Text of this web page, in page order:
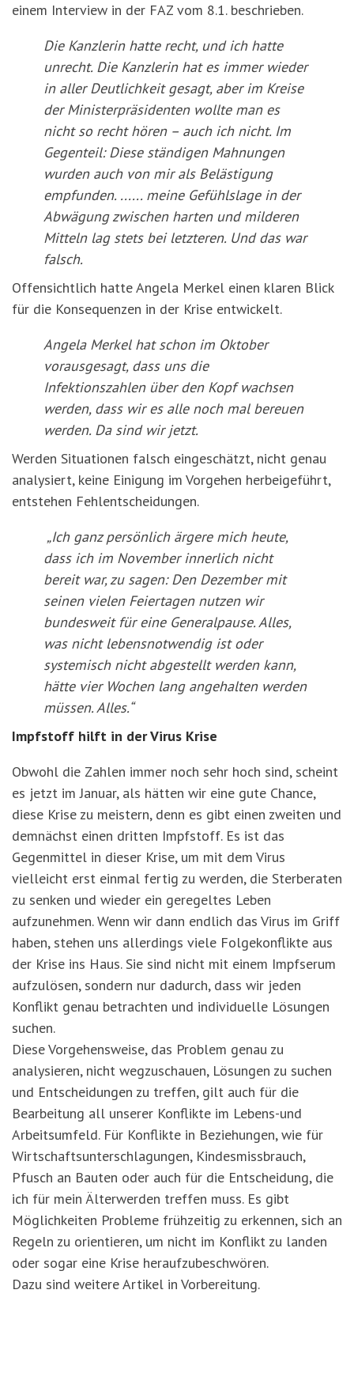
einem Interview in der FAZ vom 8.1. beschrieben.
Die Kanzlerin hatte recht, und ich hatte
unrecht. Die Kanzlerin hat es immer wieder
in aller Deutlichkeit gesagt, aber im Kreise
der Ministerpräsidenten wollte man es
nicht so recht hören – auch ich nicht. Im
Gegenteil: Diese ständigen Mahnungen
wurden auch von mir als Belästigung
empfunden. ...... meine Gefühlslage in der
Abwägung zwischen harten und milderen
Mitteln lag stets bei letzteren. Und das war
falsch.
Offensichtlich hatte Angela Merkel einen klaren Blick
für die Konsequenzen in der Krise entwickelt.
Angela Merkel hat schon im Oktober
vorausgesagt, dass uns die
Infektionszahlen über den Kopf wachsen
werden, dass wir es alle noch mal bereuen
werden. Da sind wir jetzt.
Werden Situationen falsch eingeschätzt, nicht genau
analysiert, keine Einigung im Vorgehen herbeigeführt,
entstehen Fehlentscheidungen.
„Ich ganz persönlich ärgere mich heute,
dass ich im November innerlich nicht
bereit war, zu sagen: Den Dezember mit
seinen vielen Feiertagen nutzen wir
bundesweit für eine Generalpause. Alles,
was nicht lebensnotwendig ist oder
systemisch nicht abgestellt werden kann,
hätte vier Wochen lang angehalten werden
müssen. Alles.“
Impfstoff hilft in der Virus Krise
Obwohl die Zahlen immer noch sehr hoch sind, scheint
es jetzt im Januar, als hätten wir eine gute Chance,
diese Krise zu meistern, denn es gibt einen zweiten und
demnächst einen dritten Impfstoff. Es ist das
Gegenmittel in dieser Krise, um mit dem Virus
vielleicht erst einmal fertig zu werden, die Sterberaten
zu senken und wieder ein geregeltes Leben
aufzunehmen. Wenn wir dann endlich das Virus im Griff
haben, stehen uns allerdings viele Folgekonflikte aus
der Krise ins Haus. Sie sind nicht mit einem Impfserum
aufzulösen, sondern nur dadurch, dass wir jeden
Konflikt genau betrachten und individuelle Lösungen
suchen.
Diese Vorgehensweise, das Problem genau zu
analysieren, nicht wegzuschauen, Lösungen zu suchen
und Entscheidungen zu treffen, gilt auch für die
Bearbeitung all unserer Konflikte im Lebens-und
Arbeitsumfeld. Für Konflikte in Beziehungen, wie für
Wirtschaftsunterschlagungen, Kindesmissbrauch,
Pfusch an Bauten oder auch für die Entscheidung, die
ich für mein Älterwerden treffen muss. Es gibt
Möglichkeiten Probleme frühzeitig zu erkennen, sich an
Regeln zu orientieren, um nicht im Konflikt zu landen
oder sogar eine Krise heraufzubeschwören.
Dazu sind weitere Artikel in Vorbereitung.